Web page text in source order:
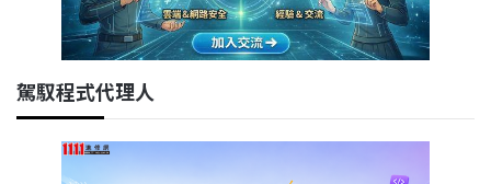
駕馭程式代理人